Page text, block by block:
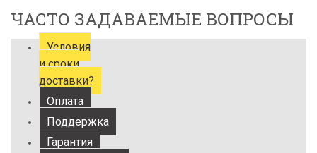
ЧАСТО ЗАДАВАЕМЫЕ ВОПРОСЫ
Условия
и сроки
доставки?
Оплата
Поддержка
Гарантия